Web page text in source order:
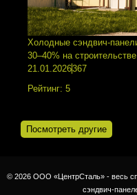
Холодные сэндвич-
30–40% на строительстве
21.01.2026367
Рейтинг: 5
Посмотреть другие
© 2026 ООО «ЦентрСталь» - весь
сэндвич-